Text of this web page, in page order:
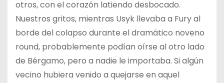
otros, con el corazón latiendo desbocado.
Nuestros gritos, mientras Usyk llevaba a Fury al
borde del colapso durante el dramático noveno
round, probablemente podían oírse al otro lado
de Bérgamo, pero a nadie le importaba. Si algún
vecino hubiera venido a quejarse en aquel